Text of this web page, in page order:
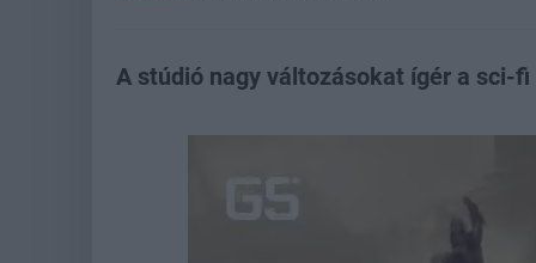
A stúdió nagy változásokat ígér a sci-